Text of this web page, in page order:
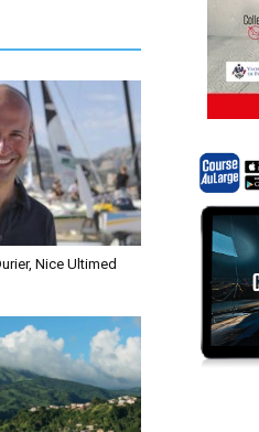
Nice Ultimed